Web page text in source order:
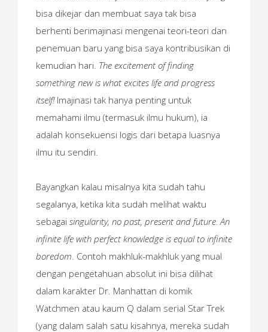
bisa dikejar dan membuat saya tak bisa
berhenti berimajinasi mengenai teori-teori dan
penemuan baru yang bisa saya kontribusikan di
kemudian hari. The excitement of finding
something new is what excites life and progress
itself! Imajinasi tak hanya penting untuk
memahami ilmu (termasuk ilmu hukum), ia
adalah konsekuensi logis dari betapa luasnya
ilmu itu sendiri.
Bayangkan kalau misalnya kita sudah tahu
segalanya, ketika kita sudah melihat waktu
sebagai singularity, no past, present and future. An
infinite life with perfect knowledge is equal to infinite
boredom . Contoh makhluk-makhluk yang mual
dengan pengetahuan absolut ini bisa dilihat
dalam karakter Dr. Manhattan di komik
Watchmen atau kaum Q dalam serial Star Trek
(yang dalam salah satu kisahnya, mereka sudah